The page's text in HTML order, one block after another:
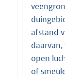
afstand
open
of